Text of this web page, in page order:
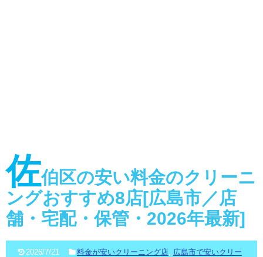
佐伯区の安い料金のクリーニ
ングおすすめ8店[広島市／店
舗・宅配・保管・2026年最新]
2026/7/21 料金が安いクリーニング店, 広島市で安いクリー